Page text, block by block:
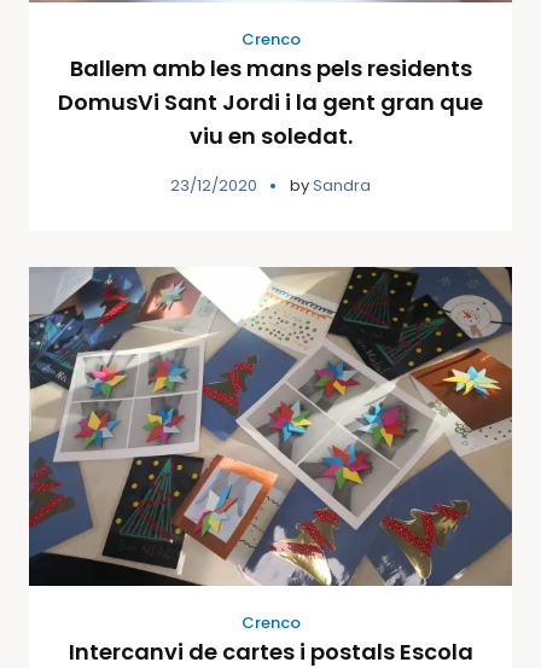
Crenco
Ballem amb les mans pels residents
DomusVi Sant Jordi i la gent gran que
viu en soledat.
23/12/2020 bySandra
Crenco
Intercanvi de cartes i postals Escola